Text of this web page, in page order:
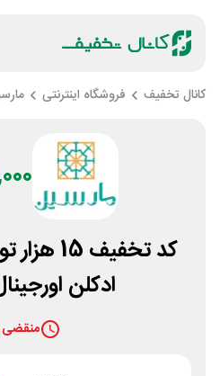
کانال تخفیف فروشگاه اینترنتی
کد
ادکلن